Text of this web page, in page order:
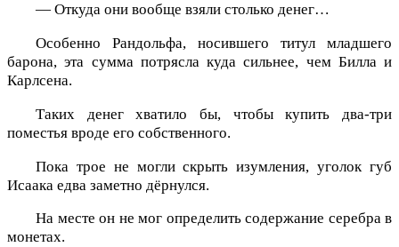
— Откуда они вообще взяли столько денег…
Особенно Рандольфа, носившего титул младшего
барона, эта сумма потрясла куда сильнее, чем Билла и
Карлсена.
Таких денег хватило бы, чтобы купить два-три
поместья вроде его собственного.
Пока трое не могли скрыть изумления, уголок губ
Исаака едва заметно дёрнулся.
На месте он не мог определить содержание серебра в
монетах.